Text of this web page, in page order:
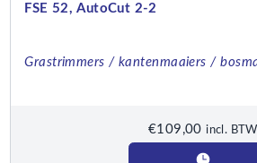
FSE 52, AutoCut 2-2
Grastrimmers / kantenmaaiers /
€109,00 incl. BTW